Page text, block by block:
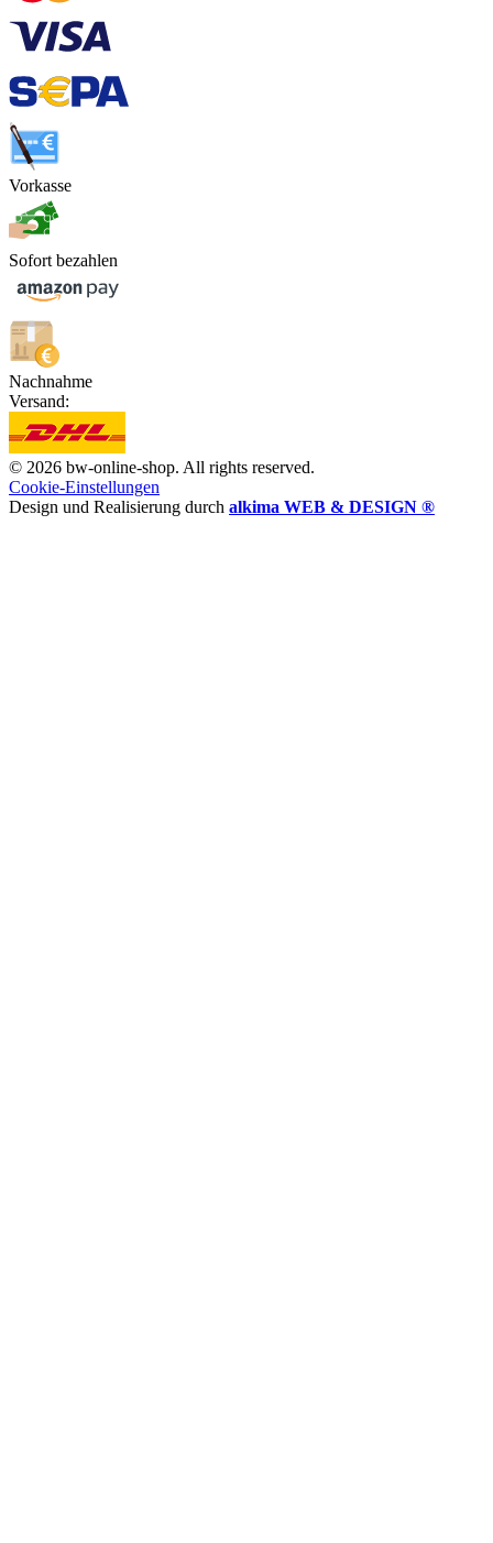
Vorkasse
Sofort bezahlen
Nachnahme
Versand:
© 2026 bw-online-shop. All rights reserved.
Cookie-Einstellungen
Design und Realisierung durch alkima WEB & DESIGN ®